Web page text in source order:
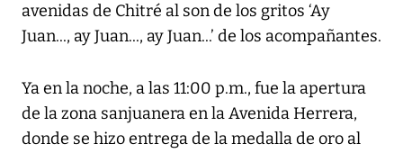
avenidas de Chitré al son de los gritos ‘Ay
Juan..., ay Juan..., ay Juan...’ de los acompañantes.
Ya en la noche, a las 11:00 p.m., fue la apertura
de la zona sanjuanera en la Avenida Herrera,
donde se hizo entrega de la medalla de oro al